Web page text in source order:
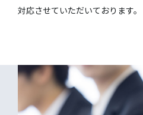
対応させていただいております。